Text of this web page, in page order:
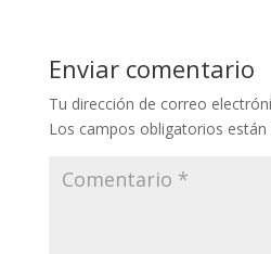
Enviar comentario
Tu dirección de correo
Los campos obligatorios